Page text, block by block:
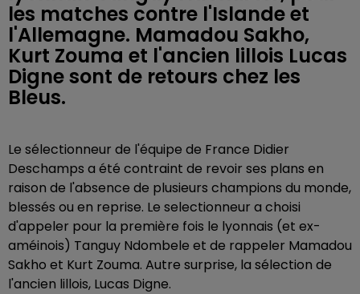
les matches contre l'Islande et
l'Allemagne. Mamadou Sakho,
Kurt Zouma et l'ancien lillois Lucas
Digne sont de retours chez les
Bleus.
Le sélectionneur de l'équipe de France Didier
Deschamps a été contraint de revoir ses plans en
raison de l'absence de plusieurs champions du monde,
blessés ou en reprise. Le selectionneur a choisi
d'appeler pour la première fois le lyonnais (et ex-
améinois) Tanguy Ndombele et de rappeler Mamadou
Sakho et Kurt Zouma. Autre surprise, la sélection de
l'ancien lillois, Lucas Digne.